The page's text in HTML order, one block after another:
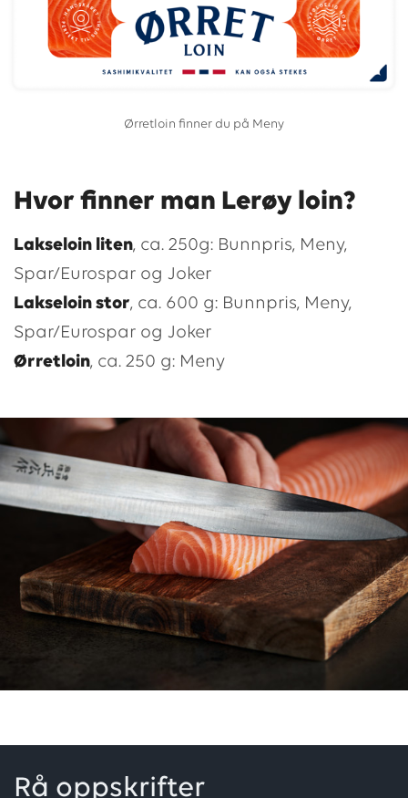
Ørretloin finner du på Meny
Hvor finner man Lerøy loin?
Lakseloin liten, ca. 250g: Bunnpris, Meny,
Spar/Eurospar og Joker
Lakseloin stor, ca. 600 g: Bunnpris, Meny,
Spar/Eurospar og Joker
Ørretloin, ca. 250 g: Meny
Rå oppskrifter